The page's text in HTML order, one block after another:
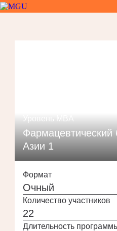
Уровень MBA
Азии 1
Формат
Очный
Количество участников
22
Длительность